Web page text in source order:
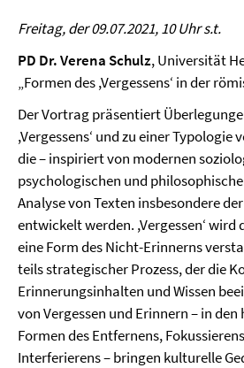
Freitag, der 09.07.2021, 10 Uhr s.t.
PD Dr. Verena Schulz, Universität
„Formen des ,Vergessens‘ in der
Der Vortrag präsentiert
,Vergessens‘ und zu einer Typologie
die – inspiriert von modernen
psychologischen und
Analyse von Texten insbesondere
entwickelt werden. ,Vergessen‘
eine Form des Nicht-Erinnerns
teils strategischer Prozess, der die
Erinnerungsinhalten und Wissen
von Vergessen und Erinnern – in
Formen des Entfernens,
Interferierens – bringen kulturelle